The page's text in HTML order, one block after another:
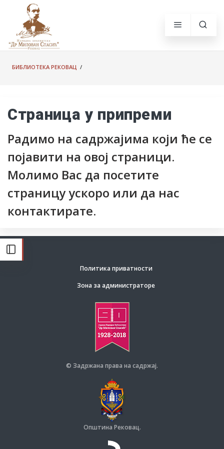
БИБЛИОТЕКА РЕКОВАЦ /
Страница у припреми
Радимо на садржајима који ће се
појавити на овој страници.
Молимо Вас да посетите
страницу ускоро или да нас
контактирате.
Политика приватности
Зона за администраторе
© Задржана права на садржај.
Општина Рековац.